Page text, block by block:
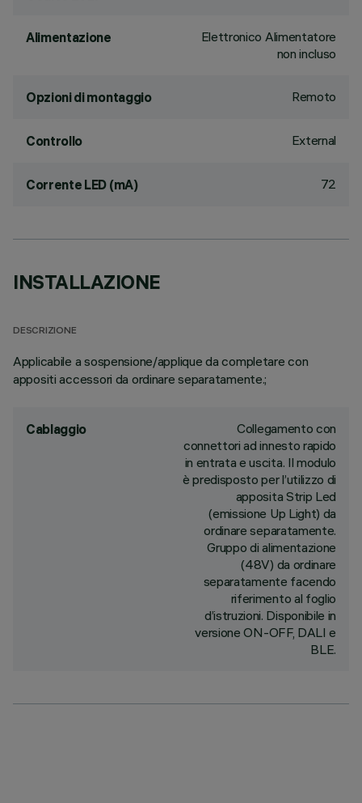
Alimentazione
Elettronico Alimentatore
non incluso
Opzioni di montaggio Remoto
Controllo External
Corrente LED (mA) 72
INSTALLAZIONE
DESCRIZIONE
Applicabile a sospensione/applique da completare con
appositi accessori da ordinare separatamente.;
Cablaggio
Collegamento con
connettori ad innesto rapido
in entrata e uscita. Il modulo
è predisposto per l’utilizzo di
apposita Strip Led
(emissione Up Light) da
ordinare separatamente.
Gruppo di alimentazione
(48V) da ordinare
separatamente facendo
riferimento al foglio
d’istruzioni. Disponibile in
versione ON-OFF, DALI e
BLE.